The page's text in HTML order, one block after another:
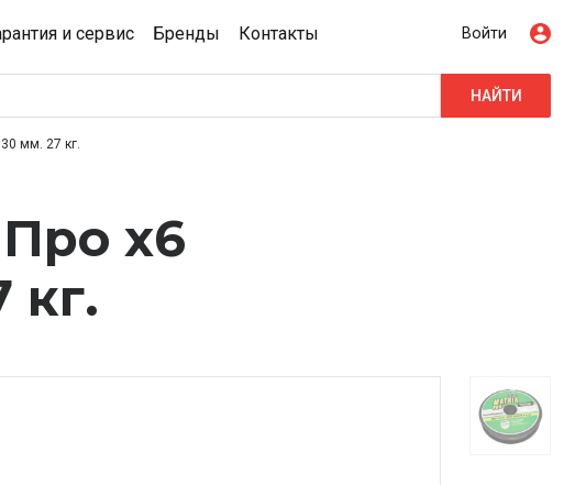
и сервис Бренды Контакты Войти
НАЙТИ
мм. 27 кг.
x6
кг.